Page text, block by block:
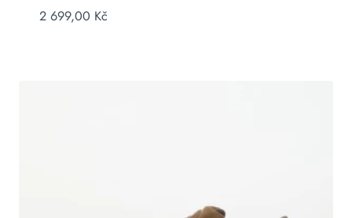
2 699,00 Kč